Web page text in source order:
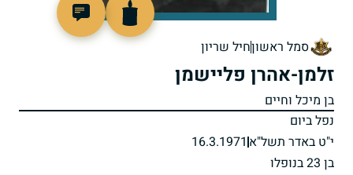
סמל ראשוןחיל שריון
זלמן-אהרן פליישמן
בן מיכל וחיים
נפל ביום
י"ט באדר תשל"א 16.3.1971
בן 23 בנופלו